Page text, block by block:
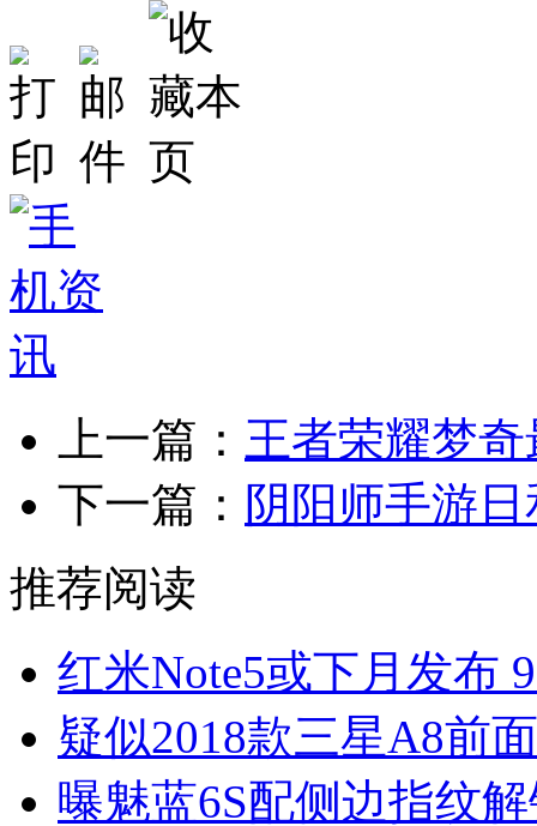
上一篇： 王者荣耀梦
下一篇： 阴阳师手游
推荐阅读
红米Note5或下月发布
疑似2018款三星A8前
曝魅蓝6S配侧边指纹